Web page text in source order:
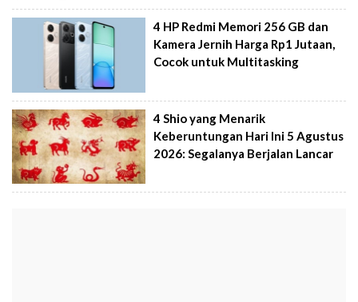
4 HP Redmi Memori 256 GB dan
Kamera Jernih Harga Rp1 Jutaan,
Cocok untuk Multitasking
4 Shio yang Menarik
Keberuntungan Hari Ini 5 Agustus
2026: Segalanya Berjalan Lancar